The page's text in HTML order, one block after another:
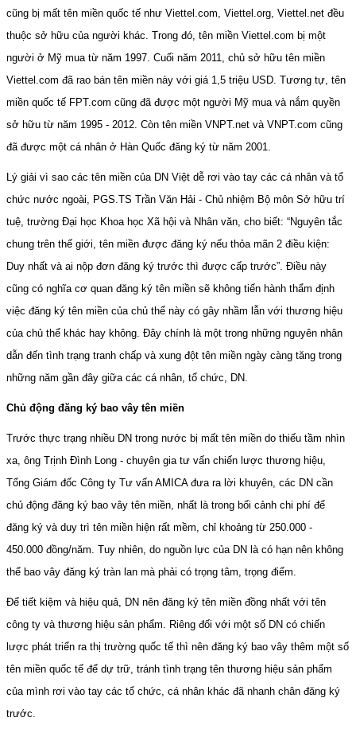
cũng bị mất tên miền quốc tế như Viettel.com, Viettel.org, Viettel.net đều
thuộc sở hữu của người khác. Trong đó, tên miền Viettel.com bị một
người ở Mỹ mua từ năm 1997. Cuối năm 2011, chủ sở hữu tên miền
Viettel.com đã rao bán tên miền này với giá 1,5 triệu USD. Tương tự, tên
miền quốc tế FPT.com cũng đã được một người Mỹ mua và nắm quyền
sở hữu từ năm 1995 - 2012. Còn tên miền VNPT.net và VNPT.com cũng
đã được một cá nhân ở Hàn Quốc đăng ký từ năm 2001.
Lý giải vì sao các tên miền của DN Việt dễ rơi vào tay các cá nhân và tổ
chức nước ngoài, PGS.TS Trần Văn Hải - Chủ nhiệm Bộ môn Sở hữu trí
tuệ, trường Đại học Khoa học Xã hội và Nhân văn, cho biết: “Nguyên tắc
chung trên thế giới, tên miền được đăng ký nếu thỏa mãn 2 điều kiện:
Duy nhất và ai nộp đơn đăng ký trước thì được cấp trước”. Điều này
cũng có nghĩa cơ quan đăng ký tên miền sẽ không tiến hành thẩm định
việc đăng ký tên miền của chủ thể này có gây nhầm lẫn với thương hiệu
của chủ thể khác hay không. Đây chính là một trong những nguyên nhân
dẫn đến tình trạng tranh chấp và xung đột tên miền ngày càng tăng trong
những năm gần đây giữa các cá nhân, tổ chức, DN.
Chủ động đăng ký bao vây tên miền
Trước thực trạng nhiều DN trong nước bị mất tên miền do thiếu tầm nhìn
xa, ông Trịnh Đình Long - chuyên gia tư vấn chiến lược thương hiệu,
Tổng Giám đốc Công ty Tư vấn AMICA đưa ra lời khuyên, các DN cần
chủ động đăng ký bao vây tên miền, nhất là trong bối cảnh chi phí để
đăng ký và duy trì tên miền hiện rất mềm, chỉ khoảng từ 250.000 -
450.000 đồng/năm. Tuy nhiên, do nguồn lực của DN là có hạn nên không
thể bao vây đăng ký tràn lan mà phải có trọng tâm, trọng điểm.
Để tiết kiệm và hiệu quả, DN nên đăng ký tên miền đồng nhất với tên
công ty và thương hiệu sản phẩm. Riêng đối với một số DN có chiến
lược phát triển ra thị trường quốc tế thì nên đăng ký bao vây thêm một số
tên miền quốc tế để dự trữ, tránh tình trạng tên thương hiệu sản phẩm
của mình rơi vào tay các tổ chức, cá nhân khác đã nhanh chân đăng ký
trước.